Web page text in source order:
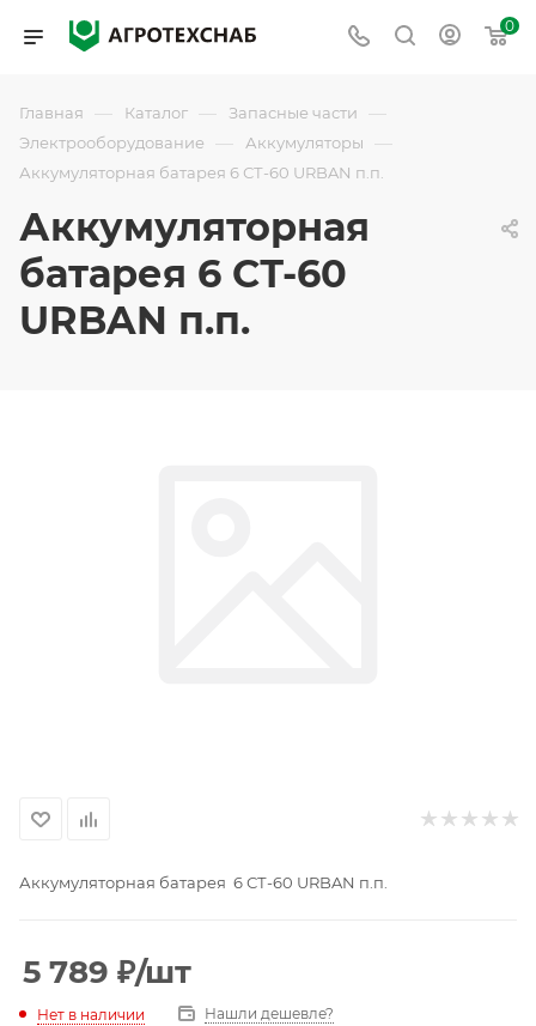
0
Главная — Каталог — Запасные части —
Электрооборудование — Аккумуляторы —
Аккумуляторная батарея 6 СТ-60 URBAN п.п.
Аккумуляторная
батарея 6 СТ-60
URBAN п.п.
Аккумуляторная батарея 6 СТ-60 URBAN п.п.
5 789 ₽/шт
Нет в наличии Нашли дешевле?